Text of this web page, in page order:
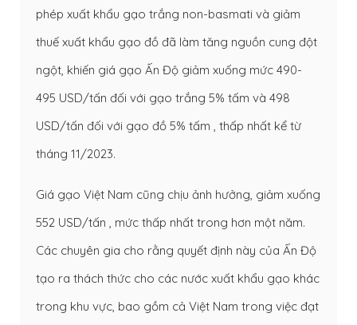
phép xuất khẩu gạo trắng non-basmati và giảm
thuế xuất khẩu gạo đồ đã làm tăng nguồn cung đột
ngột, khiến giá gạo Ấn Độ giảm xuống mức 490-
495 USD/tấn đối với gạo trắng 5% tấm và 498
USD/tấn đối với gạo đồ 5% tấm , thấp nhất kể từ
tháng 11/2023.
Giá gạo Việt Nam cũng chịu ảnh hưởng, giảm xuống
552 USD/tấn , mức thấp nhất trong hơn một năm.
Các chuyên gia cho rằng quyết định này của Ấn Độ
tạo ra thách thức cho các nước xuất khẩu gạo khác
trong khu vực, bao gồm cả Việt Nam trong việc đạt